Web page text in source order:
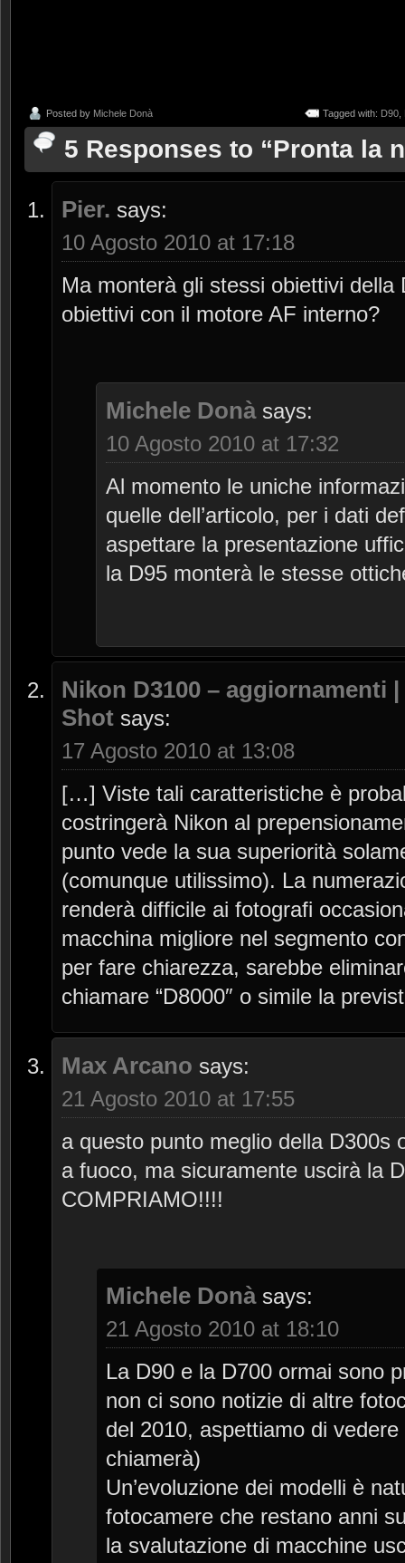
Posted by Michele Donà Tagged with: D90
5 Responses to “Pronta la
Pier. says:
10 Agosto 2010 at 17:18
Ma monterà gli stessi obiettivi
obiettivi con il motore AF interno?
Michele Donà says:
10 Agosto 2010 at 17:32
Al momento le uniche
quelle dell’articolo, per i dati
aspettare la presentazione
la D95 monterà le stesse
Nikon D3100 – aggiornamenti
Shot says:
17 Agosto 2010 at 13:08
[…] Viste tali caratteristiche è
costringerà Nikon al
punto vede la sua superiorità
(comunque utilissimo). La
renderà difficile ai fotografi
macchina migliore nel segmento
per fare chiarezza, sarebbe
chiamare “D8000″ o simile la
Max Arcano says:
21 Agosto 2010 at 17:55
a questo punto meglio della D300s
a fuoco, ma sicuramente uscirà la
COMPRIAMO!!!!
Michele Donà says:
21 Agosto 2010 at 18:10
La D90 e la D700 ormai sono
non ci sono notizie di altre
del 2010, aspettiamo di
chiamerà)
Un’evoluzione dei modelli è
fotocamere che restano anni
la svalutazione di macchine